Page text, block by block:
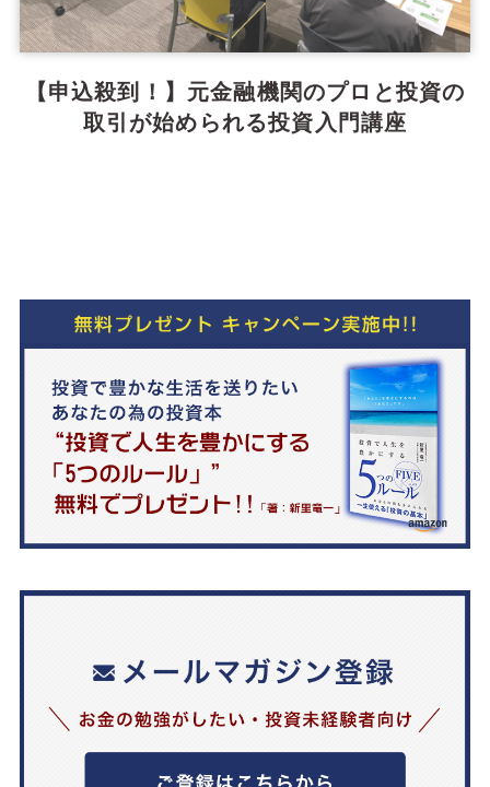
【申込殺到！】元金融機関のプロと投資の
取引が始められる投資入門講座